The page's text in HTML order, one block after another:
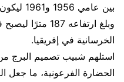
بين
وبلغ ارتفاعه
الخرسانية في إفريقيا.
استلهم شبيب تصميم البرج
الحضارة الفرعونية، ما جعل